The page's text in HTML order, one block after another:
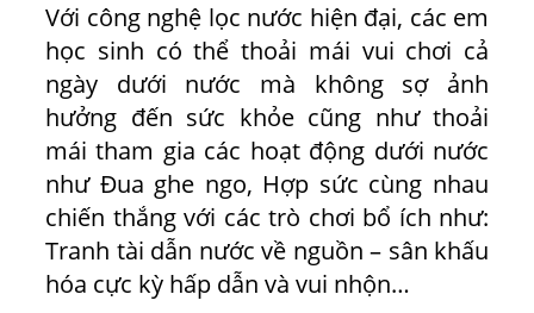
Với công nghệ lọc nước hiện đại, các em
học sinh có thể thoải mái vui chơi cả
ngày dưới nước mà không sợ ảnh
hưởng đến sức khỏe cũng như thoải
mái tham gia các hoạt động dưới nước
như Đua ghe ngo, Hợp sức cùng nhau
chiến thắng với các trò chơi bổ ích như:
Tranh tài dẫn nước về nguồn – sân khấu
hóa cực kỳ hấp dẫn và vui nhộn…